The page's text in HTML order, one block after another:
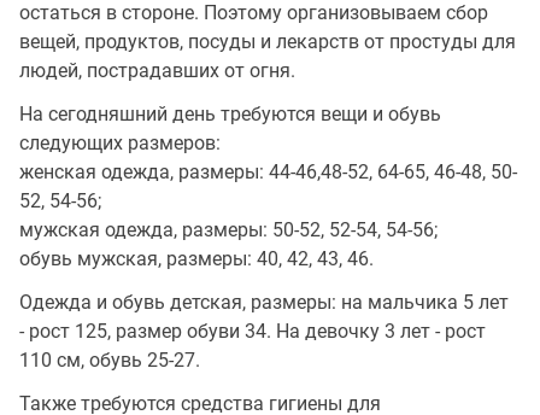
остаться в стороне. Поэтому организовываем сбор
вещей, продуктов, посуды и лекарств от простуды для
людей, пострадавших от огня.
На сегодняшний день требуются вещи и обувь
следующих размеров:
женская одежда, размеры: 44-46,48-52, 64-65, 46-48, 50-
52, 54-56;
мужская одежда, размеры: 50-52, 52-54, 54-56;
обувь мужская, размеры: 40, 42, 43, 46.
Одежда и обувь детская, размеры: на мальчика 5 лет
- рост 125, размер обуви 34. На девочку 3 лет - рост
110 см, обувь 25-27.
Также требуются средства гигиены для